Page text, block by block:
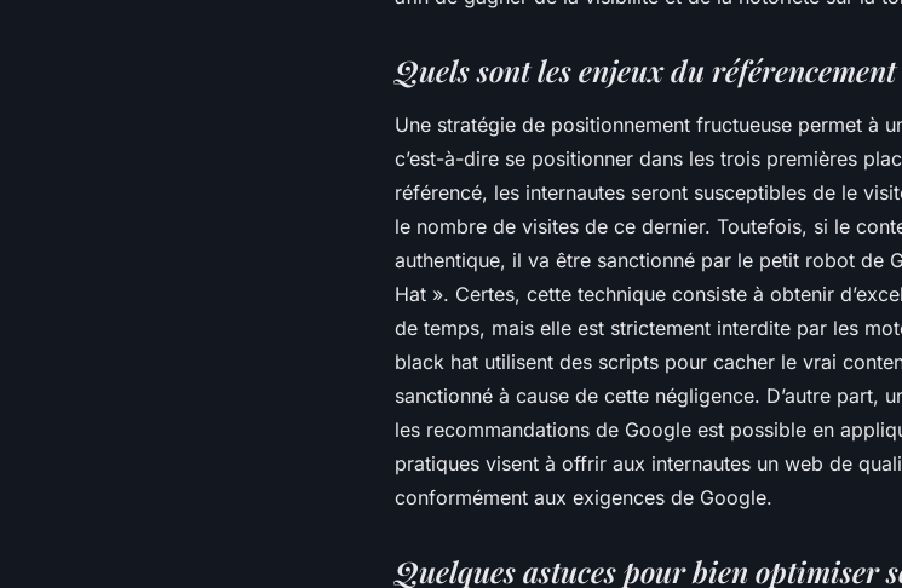
2 min de lectureQuels sont les enjeux du
Une stratégie de positionnement fructueuse permet à
c’est-à-dire se positionner dans les trois premières
référencé, les internautes seront susceptibles de le
le nombre de visites de ce dernier. Toutefois, si le
authentique, il va être sanctionné par le petit robot de
Hat ». Certes, cette technique consiste à obtenir
de temps, mais elle est strictement interdite par les
black hat utilisent des scripts pour cacher le vrai
sanctionné à cause de cette négligence. D’autre part,
les recommandations de Google est possible en
pratiques visent à offrir aux internautes un web de
conformément aux exigences de Google.
Quelques astuces pour bien optimiser